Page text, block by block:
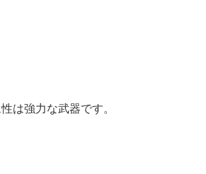
は強力な武器です。